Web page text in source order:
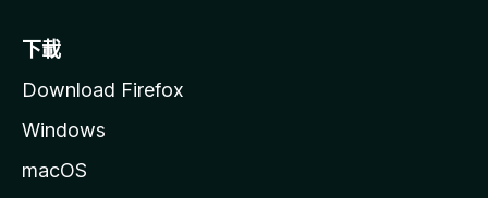
下載
Download Firefox
Windows
macOS